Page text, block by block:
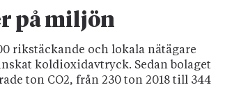
på miljön
rikstäckande och lokala nätägare
koldioxidavtryck. Sedan bolaget
ton CO2, från 230 ton 2018 till 344